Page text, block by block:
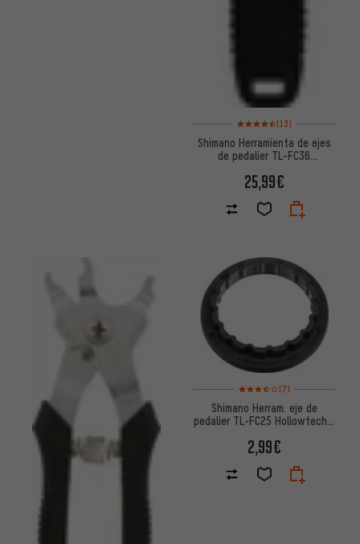
Valoración media: 4,5 de 5
(13)
Shimano Herramienta de ejes
de pedalier TL-FC36
25,99€
Valoración media: 3,5 de 5
(7)
Shimano Herram. eje de
pedalier TL-FC25 Hollowtech II
2,99€